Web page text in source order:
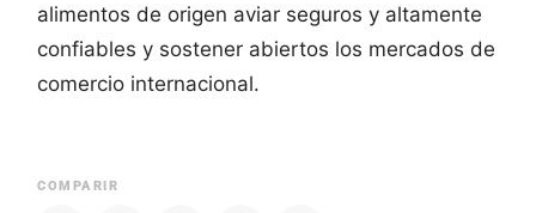
alimentos de origen aviar seguros y altamente
confiables y sostener abiertos los mercados de
comercio internacional.
COMPARIR